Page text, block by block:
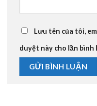
Lưu tên của tôi,
duyệt này cho lần bình